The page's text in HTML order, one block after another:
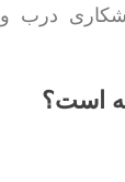
درب و
است؟